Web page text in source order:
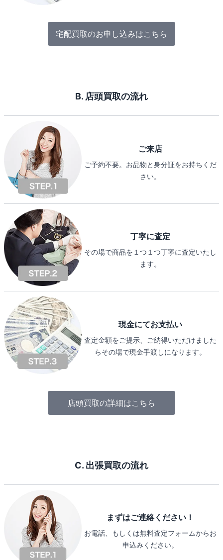
宅配買取のお申し込みはこちら
B. 店頭買取の流れ
ご来店
ご予約不要。お品物と身分証をお持ちくだ
さい。
丁寧に査定
その場で商品を１つ１つ丁寧に査定いたし
ます。
現金にてお支払い
査定金額をご提示、ご納得いただけました
らその場で現金手渡しになります。
店頭買取の詳細はこちら
C. 出張買取の流れ
まずはご連絡ください！
お電話、もしくは無料査定フォームからお
申込みください。